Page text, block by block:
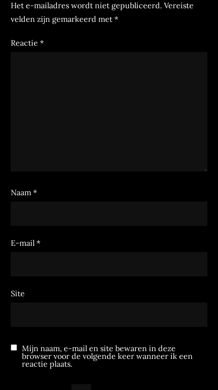
Het e-mailadres wordt niet gepubliceerd. Vereiste
velden zijn gemarkeerd met*
Reactie*
Naam*
E-mail*
Site
Mijn naam, e-mail en site bewaren in deze
browser voor de volgende keer wanneer ik een
reactie plaats.